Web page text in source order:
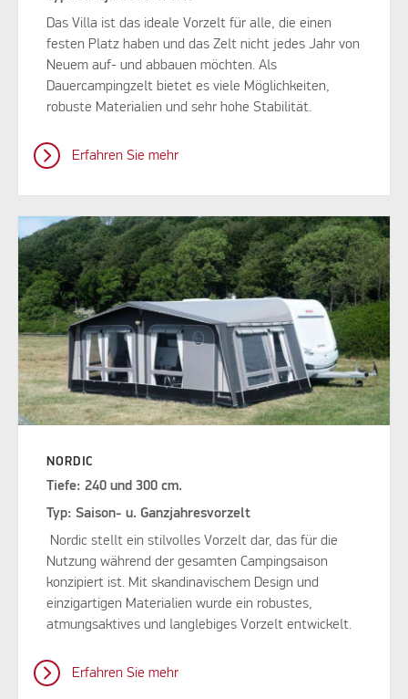
Das Villa ist das ideale Vorzelt für alle, die einen
festen Platz haben und das Zelt nicht jedes Jahr von
Neuem auf- und abbauen möchten. Als
Dauercampingzelt bietet es viele Möglichkeiten,
robuste Materialien und sehr hohe Stabilität.
Erfahren Sie mehr
NORDIC
Tiefe: 240 und 300 cm.
Typ: Saison- u. Ganzjahresvorzelt
Nordic stellt ein stilvolles Vorzelt dar, das für die
Nutzung während der gesamten Campingsaison
konzipiert ist. Mit skandinavischem Design und
einzigartigen Materialien wurde ein robustes,
atmungsaktives und langlebiges Vorzelt entwickelt.
Erfahren Sie mehr